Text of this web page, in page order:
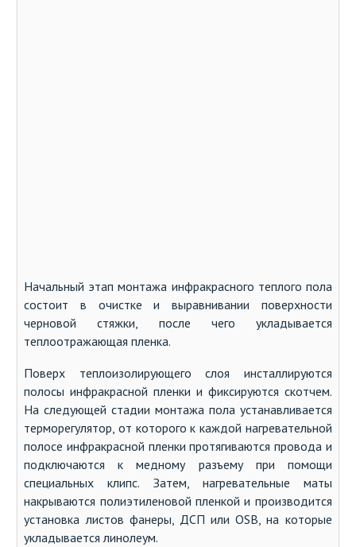
Начальный этап монтажа инфракрасного теплого пола
состоит в очистке и выравнивании поверхности
черновой стяжки, после чего укладывается
теплоотражающая пленка.
Поверх теплоизолирующего слоя инсталлируются
полосы инфракрасной пленки и фиксируются скотчем.
На следующей стадии монтажа пола устанавливается
терморегулятор, от которого к каждой нагревательной
полосе инфракрасной пленки протягиваются провода и
подключаются к медному разъему при помощи
специальных клипс. Затем, нагревательные маты
накрываются полиэтиленовой пленкой и производится
установка листов фанеры, ДСП или OSB, на которые
укладывается линолеум.